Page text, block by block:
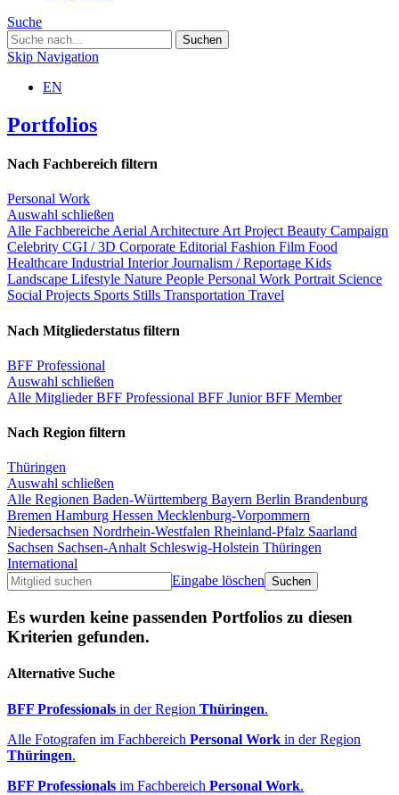
Suche
Skip Navigation
EN
Portfolios
Nach Fachbereich filtern
Personal Work
Auswahl schließen
Alle Fachbereiche Aerial Architecture Art Project Beauty Campaign
Celebrity CGI / 3D Corporate Editorial Fashion Film Food
Healthcare Industrial InteriorJournalism / Reportage Kids
Landscape Lifestyle Nature People Personal Work Portrait Science
Social Projects Sports Stills Transportation Travel
Nach Mitgliederstatus filtern
BFF Professional
Auswahl schließen
Alle MitgliederBFF Professional BFF JuniorBFF Member
Nach Region filtern
Thüringen
Auswahl schließen
Alle Regionen Baden-Württemberg Bayern Berlin Brandenburg
Bremen Hamburg Hessen Mecklenburg-Vorpommern
Niedersachsen Nordrhein-Westfalen Rheinland-Pfalz Saarland
Sachsen Sachsen-Anhalt Schleswig-Holstein Thüringen
International
Eingabe löschen
Es wurden keine passenden Portfolios zu diesen
Kriterien gefunden.
Alternative Suche
BFF Professionals in der Region Thüringen.
Alle Fotografen im Fachbereich Personal Work in der Region
Thüringen.
BFF Professionals im Fachbereich Personal Work.